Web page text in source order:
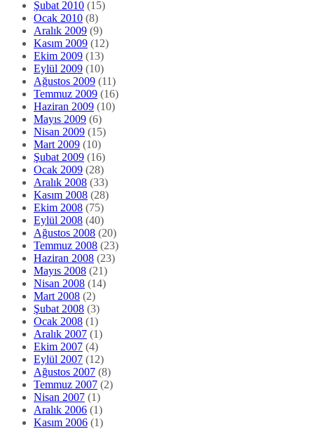
Şubat 2010 (15)
Ocak 2010 (8)
Aralık 2009 (9)
Kasım 2009 (12)
Ekim 2009 (13)
Eylül 2009 (10)
Ağustos 2009 (11)
Temmuz 2009 (16)
Haziran 2009 (10)
Mayıs 2009 (6)
Nisan 2009 (15)
Mart 2009 (10)
Şubat 2009 (16)
Ocak 2009 (28)
Aralık 2008 (33)
Kasım 2008 (28)
Ekim 2008 (75)
Eylül 2008 (40)
Ağustos 2008 (20)
Temmuz 2008 (23)
Haziran 2008 (23)
Mayıs 2008 (21)
Nisan 2008 (14)
Mart 2008 (2)
Şubat 2008 (3)
Ocak 2008 (1)
Aralık 2007 (1)
Ekim 2007 (4)
Eylül 2007 (12)
Ağustos 2007 (8)
Temmuz 2007 (2)
Nisan 2007 (1)
Aralık 2006 (1)
Kasım 2006 (1)